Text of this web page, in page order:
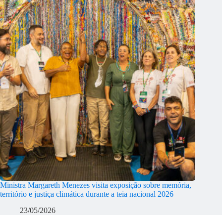
Ministra Margareth Menezes visita exposição sobre memória,
território e justiça climática durante a teia nacional 2026
23/05/2026